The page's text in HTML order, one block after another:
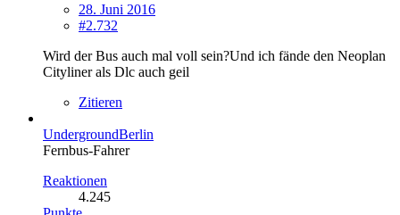
28. Juni 2016
#2.732
Wird der Bus auch mal voll sein?Und ich fände den Neoplan
Cityliner als Dlc auch geil
Zitieren
UndergroundBerlin
Fernbus-Fahrer
Reaktionen
4.245